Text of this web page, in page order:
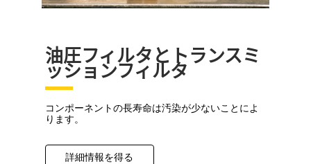
油圧フィルタとトランスミ
ッションフィルタ
コンポーネントの長寿命は汚染が少ないことによ
ります。
詳細情報を得る